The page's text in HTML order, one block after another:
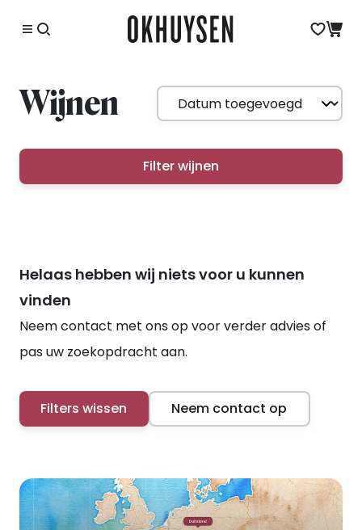
Wijnen
Filter wijnen
Helaas hebben wij niets voor u kunnen
vinden
Neem contact met ons op voor verder advies of
pas uw zoekopdracht aan.
Filters wissen Neem contact op